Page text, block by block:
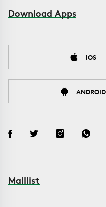
Download Apps
IOS
ANDROID
Maillist